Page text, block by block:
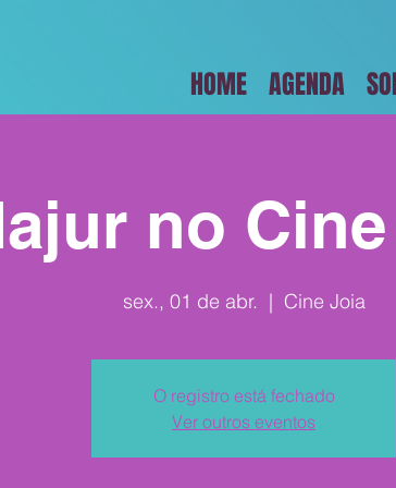
HOME AGENDA
no
sex., 01 de abr.
  |
Cine Joia
O registro está fechado
Ver outros eventos